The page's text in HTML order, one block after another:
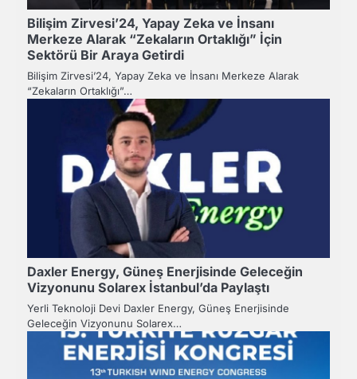
Bilişim Zirvesi’24, Yapay Zeka ve İnsanı
Merkeze Alarak “Zekaların Ortaklığı” İçin
Sektörü Bir Araya Getirdi
Bilişim Zirvesi’24, Yapay Zeka ve İnsanı Merkeze Alarak
“Zekaların Ortaklığı”…
Daxler Energy, Güneş Enerjisinde Geleceğin
Vizyonunu Solarex İstanbul’da Paylaştı
Yerli Teknoloji Devi Daxler Energy, Güneş Enerjisinde
Geleceğin Vizyonunu Solarex…